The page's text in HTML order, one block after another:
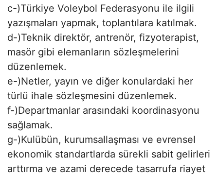
c-)Türkiye Voleybol Federasyonu ile ilgili
yazışmaları yapmak, toplantılara katılmak.
d-)Teknik direktör, antrenör, fizyoterapist,
masör gibi elemanların sözleşmelerini
düzenlemek.
e-)Netler, yayın ve diğer konulardaki her
türlü ihale sözleşmesini düzenlemek.
f-)Departmanlar arasındaki koordinasyonu
sağlamak.
g-)Kulübün, kurumsallaşması ve evrensel
ekonomik standartlarda sürekli sabit gelirleri
arttırma ve azami derecede tasarrufa riayet